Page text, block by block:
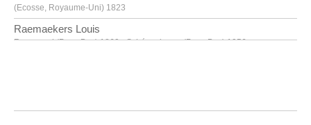
(Ecosse, Royaume-Uni) 1823
Raemaekers Louis
Roermond (Pays-Bas) 1869 - Schéveningue (Pays-Bas) 1956
seconde moitié XVIe siècle